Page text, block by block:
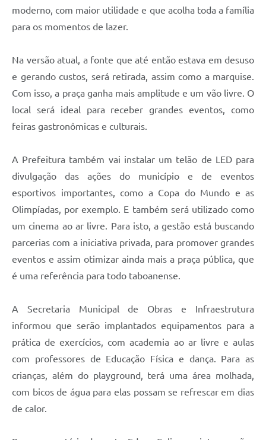
moderno, com maior utilidade e que acolha toda a família
para os momentos de lazer.
Na versão atual, a fonte que até então estava em desuso
e gerando custos, será retirada, assim como a marquise.
Com isso, a praça ganha mais amplitude e um vão livre. O
local será ideal para receber grandes eventos, como
feiras gastronômicas e culturais.
A Prefeitura também vai instalar um telão de LED para
divulgação das ações do município e de eventos
esportivos importantes, como a Copa do Mundo e as
Olimpíadas, por exemplo. E também será utilizado como
um cinema ao ar livre. Para isto, a gestão está buscando
parcerias com a iniciativa privada, para promover grandes
eventos e assim otimizar ainda mais a praça pública, que
é uma referência para todo taboanense.
A Secretaria Municipal de Obras e Infraestrutura
informou que serão implantados equipamentos para a
prática de exercícios, com academia ao ar livre e aulas
com professores de Educação Física e dança. Para as
crianças, além do playground, terá uma área molhada,
com bicos de água para elas possam se refrescar em dias
de calor.